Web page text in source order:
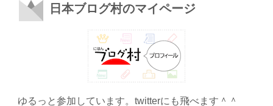
日本ブログ村のマイページ
ゆるっと参加しています。twitterにも飛べます＾＾